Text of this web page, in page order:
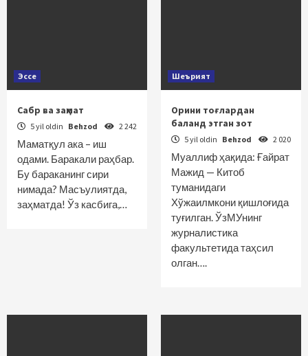
Эссе
Сабр ва заҳмат
5 yil oldin Behzod 2 242
Маматқул ака – иш
одами. Баракали раҳбар.
Бу бараканинг сири
нимада? Масъулиятда,
заҳматда! Ўз касбига,…
Шеърият
Орини тоғлардан
баланд этган зот
5 yil oldin Behzod 2 020
Муаллиф ҳақида: Ғайрат
Мажид — Китоб
туманидаги
Хўжаилмкони қишлоғида
туғилган. ЎзМУнинг
журналистика
факультетида таҳсил
олган….